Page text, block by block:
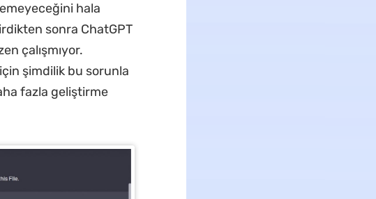
hala
sonra ChatGPT
çalışmıyor.
şimdilik bu sorunla
fazla geliştirme